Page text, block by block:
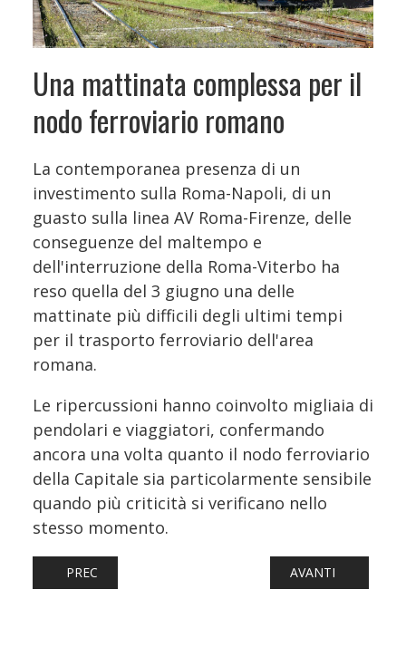
Una mattinata complessa per il
nodo ferroviario romano
La contemporanea presenza di un
investimento sulla Roma-Napoli, di un
guasto sulla linea AV Roma-Firenze, delle
conseguenze del maltempo e
dell'interruzione della Roma-Viterbo ha
reso quella del 3 giugno una delle
mattinate più difficili degli ultimi tempi
per il trasporto ferroviario dell'area
romana.
Le ripercussioni hanno coinvolto migliaia di
pendolari e viaggiatori, confermando
ancora una volta quanto il nodo ferroviario
della Capitale sia particolarmente sensibile
quando più criticità si verificano nello
stesso momento.
ARTICOLO PRECEDENTE: LOMBARDIA, DAL 7
PREC ARTICOLO
AVANTI